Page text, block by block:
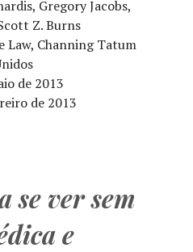
Gregory Jacobs,
Z. Burns
Law, Channing Tatum
de 2013
de 2013
se ver sem
e